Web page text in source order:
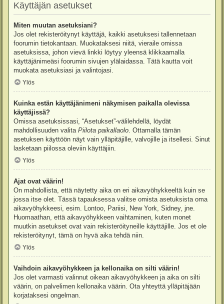
Käyttäjän asetukset
Miten muutan asetuksiani?
Jos olet rekisteröitynyt käyttäjä, kaikki asetuksesi tallennetaan
foorumin tietokantaan. Muokataksesi niitä, vieraile omissa
asetuksissa, johon vievä linkki löytyy yleensä klikkaamalla
käyttäjänimeäsi foorumin sivujen ylälaidassa. Tätä kautta voit
muokata asetuksiasi ja valintojasi.
Ylös
Kuinka estän käyttäjänimeni näkymisen paikalla olevissa
käyttäjissä?
Omissa asetuksissasi, “Asetukset”-välilehdellä, löydät
mahdollisuuden valita Piilota paikallaolo. Ottamalla tämän
asetuksen käyttöön näyt vain ylläpitäjille, valvojille ja itsellesi. Sinut
lasketaan piilossa oleviin käyttäjiin.
Ylös
Ajat ovat väärin!
On mahdollista, että näytetty aika on eri aikavyöhykkeeltä kuin se
jossa itse olet. Tässä tapauksessa valitse omista asetuksista oma
aikavyöhykkeesi, esim. Lontoo, Pariisi, New York, Sidney, jne.
Huomaathan, että aikavyöhykkeen vaihtaminen, kuten monet
muutkin asetukset ovat vain rekisteröityneille käyttäjille. Jos et ole
rekisteröitynyt, tämä on hyvä aika tehdä niin.
Ylös
Vaihdoin aikavyöhykkeen ja kellonaika on silti väärin!
Jos olet varmasti valinnut oikean aikavyöhykkeen ja aika on silti
väärin, on palvelimen kellonaika väärin. Ota yhteyttä ylläpitäjään
korjataksesi ongelman.